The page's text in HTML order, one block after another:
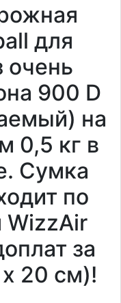
для
очень
900 D
на
0,5 кг в
Сумка
по
WizzAir
за
20 см)!